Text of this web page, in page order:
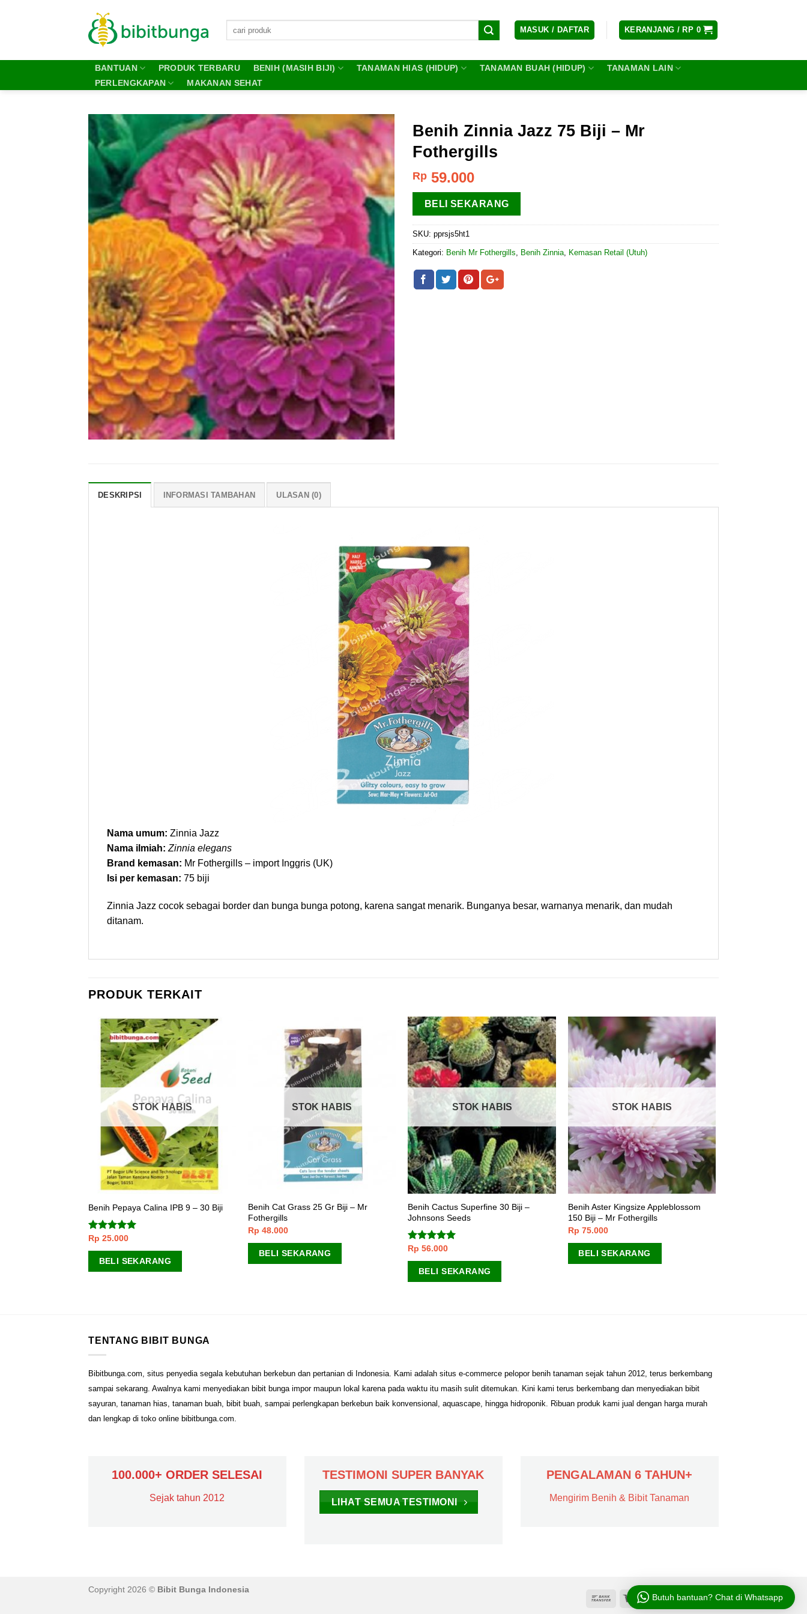
MASUK / DAFTAR KERANJANG / RP 0
BANTUAN PRODUK TERBARU BENIH (MASIH BIJI) TANAMAN HIAS (HIDUP) TANAMAN BUAH (HIDUP)
TANAMAN LAIN
PERLENGKAPAN
MAKANAN SEHAT
Benih Zinnia Jazz 75 Biji – Mr
Fothergills
Rp 59.000
BELI SEKARANG
SKU: pprsjs5ht1
Kategori: Benih Mr Fothergills, Benih Zinnia, Kemasan Retail (Utuh)
DESKRIPSI INFORMASI TAMBAHAN ULASAN (0)
Nama umum: Zinnia Jazz
Nama ilmiah: Zinnia elegans
Brand kemasan: Mr Fothergills – import Inggris (UK)
Isi per kemasan: 75 biji
Zinnia Jazz cocok sebagai border dan bunga bunga potong, karena sangat menarik. Bunganya besar, warnanya menarik, dan mudah
ditanam.
PRODUK TERKAIT
STOK HABIS
Benih Pepaya Calina IPB 9 – 30 Biji
Dinilai5.00
Rp 25.000
BELI SEKARANG
STOK HABIS
Benih Cat Grass 25 Gr Biji – Mr
Fothergills
Rp 48.000
BELI SEKARANG
STOK HABIS
Benih Cactus Superfine 30 Biji –
Johnsons Seeds
Dinilai5.00
Rp 56.000
BELI SEKARANG
STOK HABIS
Benih Aster Kingsize Appleblossom
150 Biji – Mr Fothergills
Rp 75.000
BELI SEKARANG
TENTANG BIBIT BUNGA
Bibitbunga.com, situs penyedia segala kebutuhan berkebun dan pertanian di Indonesia. Kami adalah situs e-commerce pelopor benih tanaman sejak tahun 2012, terus berkembang
sampai sekarang. Awalnya kami menyediakan bibit bunga impor maupun lokal karena pada waktu itu masih sulit ditemukan. Kini kami terus berkembang dan menyediakan bibit
sayuran, tanaman hias, tanaman buah, bibit buah, sampai perlengkapan berkebun baik konvensional, aquascape, hingga hidroponik. Ribuan produk kami jual dengan harga murah
dan lengkap di toko online bibitbunga.com.
100.000+ ORDER SELESAI
Sejak tahun 2012
TESTIMONI SUPER BANYAK
LIHAT SEMUA TESTIMONI
PENGALAMAN 6 TAHUN+
Mengirim Benih & Bibit Tanaman
Copyright 2026 © Bibit Bunga Indonesia
Butuh bantuan? Chat di Whatsapp